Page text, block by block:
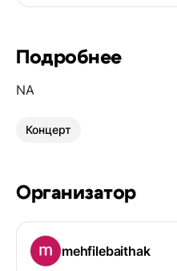
Подробнее
NA
Концерт
Организатор
mehfilebaithak